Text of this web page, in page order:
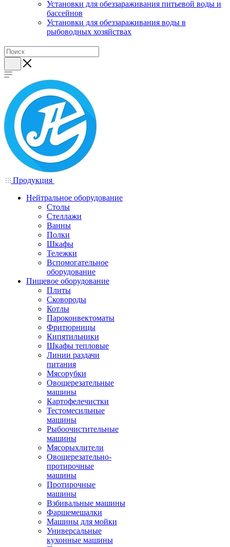
Установки для обеззараживания питьевой воды и
бассейнов
Установки для обеззараживания воды в
рыбоводных хозяйствах
Продукция
Нейтральное оборудование
Столы
Стеллажи
Ванны
Полки
Шкафы
Тележки
Вспомогательное
оборудование
Пищевое оборудование
Плиты
Сковороды
Котлы
Пароконвектоматы
Фритюрницы
Кипятильники
Шкафы тепловые
Линии раздачи
питания
Мясорубки
Овощерезательные
машины
Картофелечистки
Тестомесильные
машины
Рыбоочистительные
машины
Мясорыхлители
Овощерезательно-
протирочные
машины
Протирочные
машины
Взбивальные машины
Фаршемешалки
Машины для мойки
Универсальные
кухонные машины